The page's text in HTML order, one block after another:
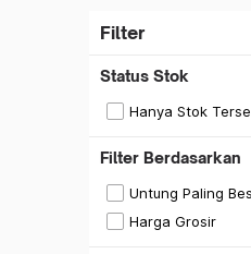
Filter
Status Stok
Hanya Stok
Filter Berdasarkan
Untung Paling
Harga Grosir